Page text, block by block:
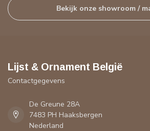
Bekijk onze showroom /
Lijst & Ornament België
Contactgegevens
De Greune 28A
7483 PH Haaksbergen
Nederland